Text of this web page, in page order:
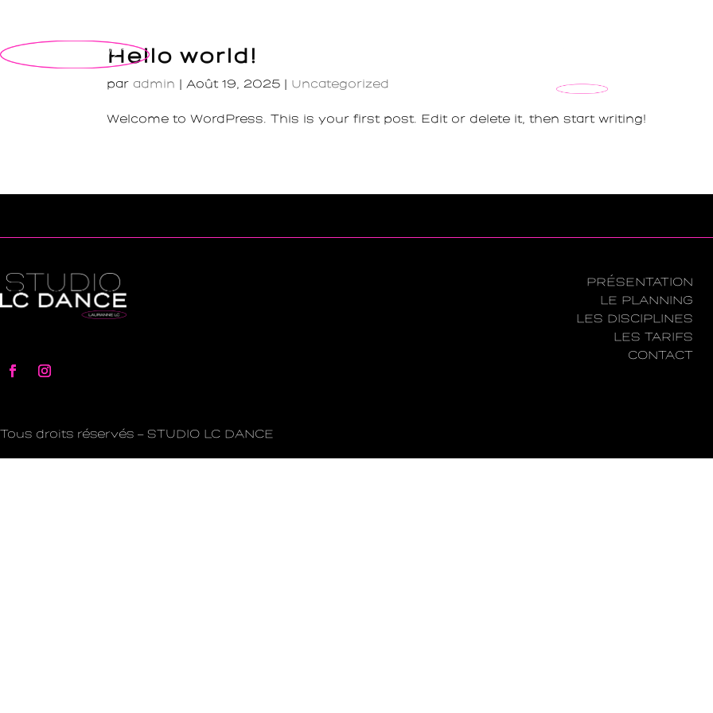
Planning 26/27Hello world!
par admin Août 19, 2025 Uncategorized
Welcome to WordPress. This is your first post. Edit or delete it, then start writing!
PRÉSENTATION
LE PLANNING
LES DISCIPLINES
LES TARIFS
CONTACT
Tous droits réservés – STUDIO LC DANCE